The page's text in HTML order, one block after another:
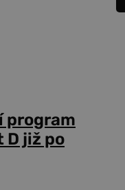
program
D již po